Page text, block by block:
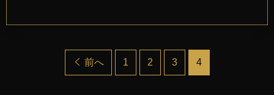
前へ 1 2 3 4